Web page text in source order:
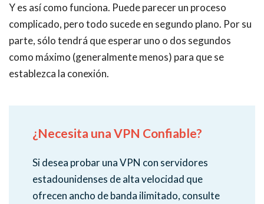
Y es así como funciona. Puede parecer un proceso
complicado, pero todo sucede en segundo plano. Por su
parte, sólo tendrá que esperar uno o dos segundos
como máximo (generalmente menos) para que se
establezca la conexión.
¿Necesita una VPN Confiable?
Si desea probar una VPN con servidores
estadounidenses de alta velocidad que
ofrecen ancho de banda ilimitado, consulte